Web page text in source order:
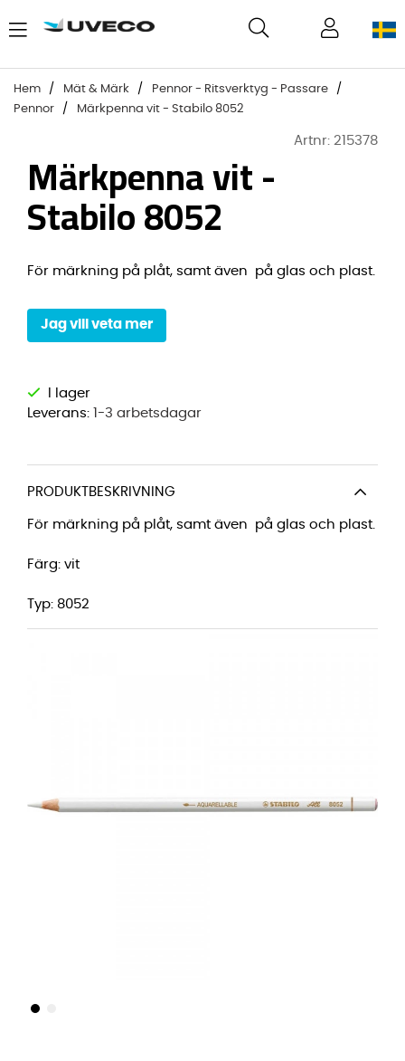
Hem Mät & Märk
Pennor - Ritsverktyg - Passare
Pennor
Märkpenna vit - Stabilo 8052
Artnr: 215378
Märkpenna vit -
Stabilo 8052
För märkning på plåt, samt även på glas och plast.
Jag vill veta mer
Leverans: 1-3 arbetsdagar
PRODUKTBESKRIVNING
För märkning på plåt, samt även på glas och plast.
Färg: vit
Typ: 8052